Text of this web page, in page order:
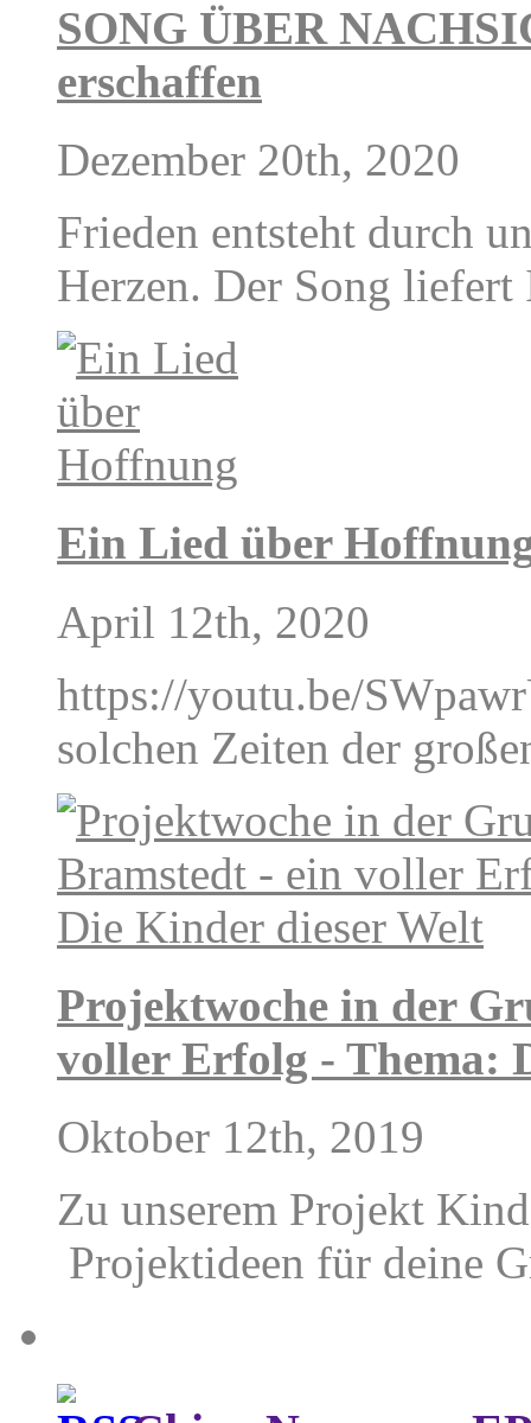
SONG ÜBER
erschaffen
Dezember 20th, 2020
Frieden entsteht durch
Herzen. Der Song
Ein Lied über
April 12th, 2020
https://youtu.be/
solchen Zeiten der
Projektwoche in der
voller Erfolg - Thema:
Oktober 12th, 2019
Zu unserem Projekt
Projektideen für deine